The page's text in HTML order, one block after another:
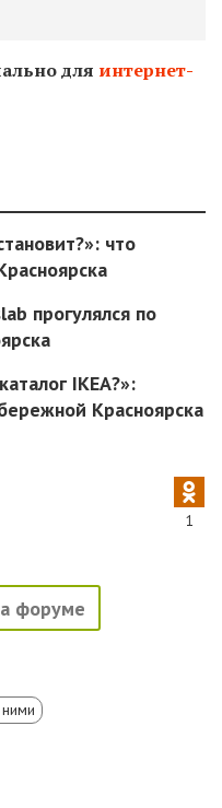
для интернет-
что
прогулялся по
IKEA?»:
Красноярска
1
форуме